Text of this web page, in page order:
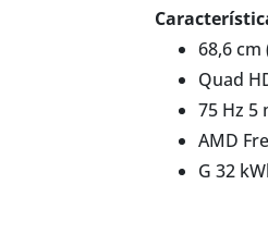
68,6 cm
Quad
75 Hz 5
AMD
G 32